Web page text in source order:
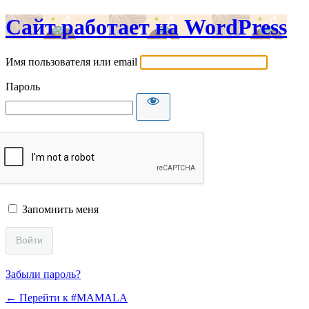
Сайт работает на WordPress
Имя пользователя или email
Пароль
Запомнить меня
Забыли пароль?
← Перейти к #MAMALA